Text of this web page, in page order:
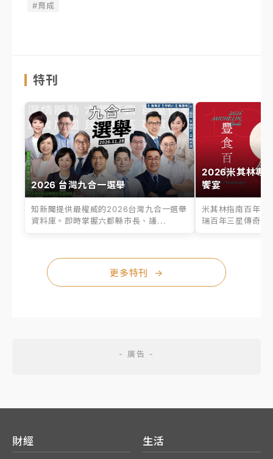
#育成
特刊
2026 台灣九合一選舉
知新聞提供最權威的2026台灣九合一選舉
資料庫。即時掌握六都縣市長、議...
2026米其林專
饗宴
米其林指南百年之
瑞百年三星傳奇、
更多特刊 →
財經 生活